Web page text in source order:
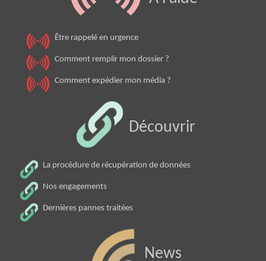
Être rappelé en urgence
Comment remplir mon dossier ?
Comment expédier mon média ?
Découvrir
La procédure de récupération de données
Nos engagements
Dernières pannes traitées
News